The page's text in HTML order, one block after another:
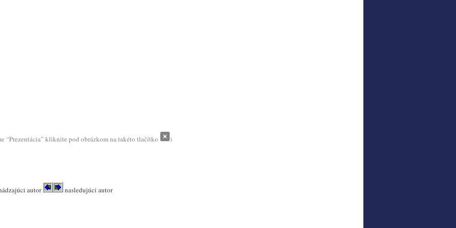
“Prezentácia” kliknite pod obrázkom na takéto tlačítko )
autor nasledujúci autor